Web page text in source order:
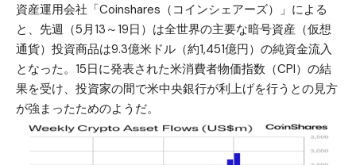
資産運用会社「Coinshares（コインシェアーズ）」による
と、先週（5月13～19日）は全世界の主要な暗号資産（仮想
通貨）投資商品は9.3億米ドル（約1,451億円）の純資金流入
となった。15日に発表された米消費者物価指数（CPI）の結
果を受け、投資家の間で米中央銀行が利上げを行うとの見方
が強まったためのようだ。